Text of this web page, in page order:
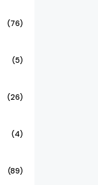
(76)
(5)
(26)
(4)
(89)